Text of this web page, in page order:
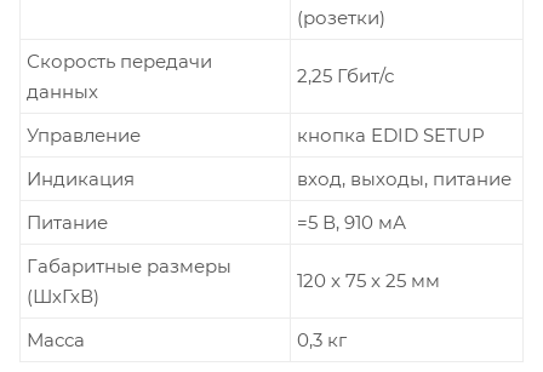
(розетки)
Скорость передачи
данных
2,25 Гбит/с
Управление
кнопка EDID SETUP
Индикация
вход, выходы, питание
Питание
=5 В, 910 мА
Габаритные размеры
(ШхГхВ)
120 x 75 x 25 мм
Масса 0,3 кг